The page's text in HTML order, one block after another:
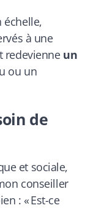
échelle,
à une
redevienne un
ou un
de
et sociale,
conseiller
:« Est-ce